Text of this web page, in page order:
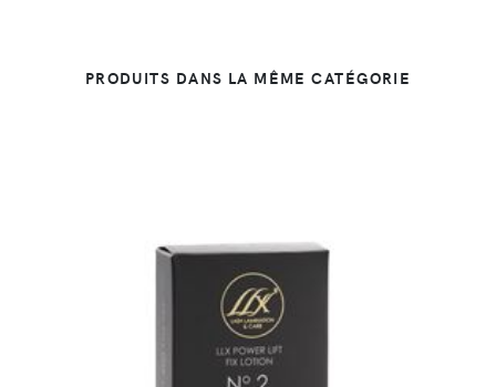
PRODUITS DANS LA MÊME CATÉGORIE
DÉTAILS